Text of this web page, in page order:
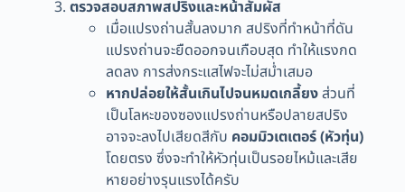
ตรวจสอบสภาพสปริงและหน้าสัมผัส
เมื่อแปรงถ่านสั้นลงมาก สปริงที่ทำหน้าที่ดัน
แปรงถ่านจะยืดออกจนเกือบสุด ทำให้แรงกด
ลดลง การส่งกระแสไฟจะไม่สม่ำเสมอ
หากปล่อยให้สั้นเกินไปจนหมดเกลี้ยงส่วนที่
เป็นโลหะของซองแปรงถ่านหรือปลายสปริง
อาจจะลงไปเสียดสีกับ คอมมิวเตเตอร์ (หัวทุ่น)
โดยตรง ซึ่งจะทำให้หัวทุ่นเป็นรอยไหม้และเสีย
หายอย่างรุนแรงได้ครับ